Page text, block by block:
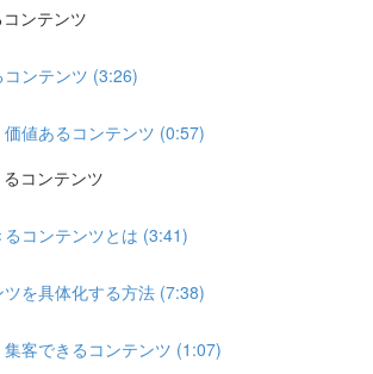
ンテンツ
ンテンツ (3:26)
価値あるコンテンツ (0:57)
コンテンツ
コンテンツとは (3:41)
ツを具体化する方法 (7:38)
集客できるコンテンツ (1:07)